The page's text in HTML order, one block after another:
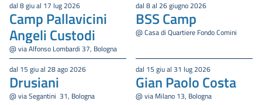
dal 8 giu al 17 lug 2026
Camp Pallavicini
Angeli Custodi
@ via Alfonso Lombardi 37, Bologna
dal 8 al 26 giugno 2026
BSS Camp
@ Casa di Quartiere Fondo Comini
dal 15 giu al 28 ago 2026
Drusiani
@ via Segantini 31, Bologna
dal 15 giu al 31 lug 2026
Gian Paolo Costa
@ via Milano 13, Bologna